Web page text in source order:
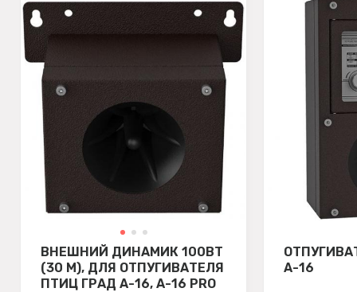
ВНЕШНИЙ ДИНАМИК 100ВТ
(30 М), ДЛЯ ОТПУГИВАТЕЛЯ
ПТИЦ ГРАД А-16, A-16 PRO
А-16